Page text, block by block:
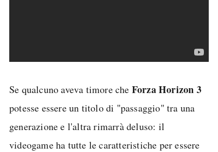
Se qualcuno aveva timore che Forza Horizon 3
potesse essere un titolo di "passaggio" tra una
generazione e l'altra rimarrà deluso: il
videogame ha tutte le caratteristiche per essere